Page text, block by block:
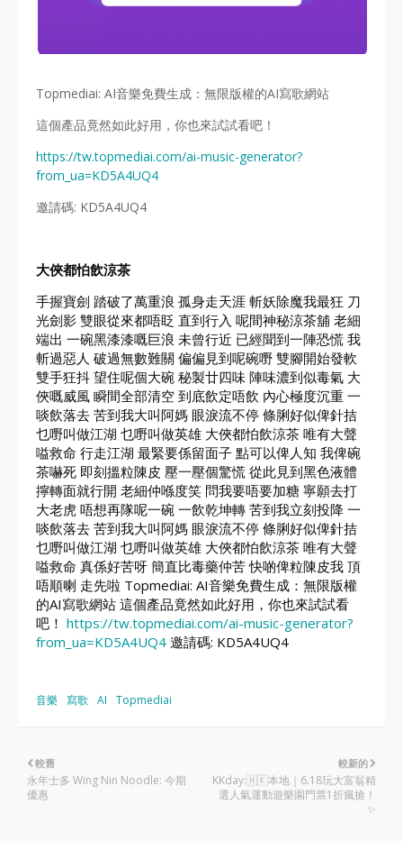
Topmediai: AI音樂免費生成：無限版權的AI寫歌網站
這個產品竟然如此好用，你也來試試看吧！
https://tw.topmediai.com/ai-music-generator?
from_ua=KD5A4UQ4
邀請碼: KD5A4UQ4
大俠都怕飲涼茶
手握寶劍 踏破了萬重浪 孤身走天涯 斬妖除魔我最狂 刀
光劍影 雙眼從來都唔眨 直到行入 呢間神秘涼茶舖 老細
端出 一碗黑漆漆嘅巨浪 未曾行近 已經聞到一陣恐慌 我
斬過惡人 破過無數難關 偏偏見到呢碗嘢 雙腳開始發軟
雙手狂抖 望住呢個大碗 秘製廿四味 陣味濃到似毒氣 大
俠嘅威風 瞬間全部清空 到底飲定唔飲 內心極度沉重 一
啖飲落去 苦到我大叫阿媽 眼淚流不停 條脷好似俾針拮
乜嘢叫做江湖 乜嘢叫做英雄 大俠都怕飲涼茶 唯有大聲
嗌救命 行走江湖 最緊要係留面子 點可以俾人知 我俾碗
茶嚇死 即刻搵粒陳皮 壓一壓個驚慌 從此見到黑色液體
擰轉面就行開 老細仲喺度笑 問我要唔要加糖 寧願去打
大老虎 唔想再隊呢一碗 一飲乾坤轉 苦到我立刻投降 一
啖飲落去 苦到我大叫阿媽 眼淚流不停 條脷好似俾針拮
乜嘢叫做江湖 乜嘢叫做英雄 大俠都怕飲涼茶 唯有大聲
嗌救命 真係好苦呀 簡直比毒藥仲苦 快啲俾粒陳皮我 頂
唔順喇 走先啦 Topmediai: AI音樂免費生成：無限版權
的AI寫歌網站 這個產品竟然如此好用，你也來試試看
吧！ https://tw.topmediai.com/ai-music-generator?
from_ua=KD5A4UQ4 邀請碼: KD5A4UQ4
音樂 寫歌 AI Topmediai
較新的
KKday:🇭🇰本地｜6.18玩大富翁精
選人氣運動遊樂園門票1折瘋搶！
✨
較舊
永年士多 Wing Nin Noodle: 今期
優惠